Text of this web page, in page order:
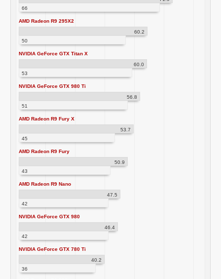
66
AMD Radeon R9 295X2
60.2
50
NVIDIA GeForce GTX Titan X
60.0
53
NVIDIA GeForce GTX 980 Ti
56.8
51
AMD Radeon R9 Fury X
53.7
45
AMD Radeon R9 Fury
50.9
43
AMD Radeon R9 Nano
47.5
42
NVIDIA GeForce GTX 980
46.4
42
NVIDIA GeForce GTX 780 Ti
40.2
36